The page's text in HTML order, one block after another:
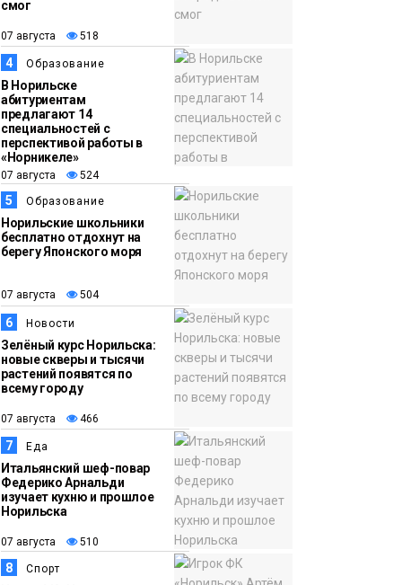
13:59
07 августа
Новости
«Домик Хоббитов» и
«Самолёт в облаках»
появятся в Кайеркане
смог
07 августа 518
4 Образование
В Норильске
абитуриентам
предлагают 14
специальностей с
перспективой работы в
«Норникеле»
07 августа 524
5 Образование
Норильские школьники
бесплатно отдохнут на
берегу Японского моря
07 августа 504
6 Новости
Зелёный курс Норильска:
новые скверы и тысячи
растений появятся по
всему городу
07 августа 466
7 Еда
Итальянский шеф-повар
Федерико Арнальди
изучает кухню и прошлое
Норильска
07 августа 510
8 Спорт